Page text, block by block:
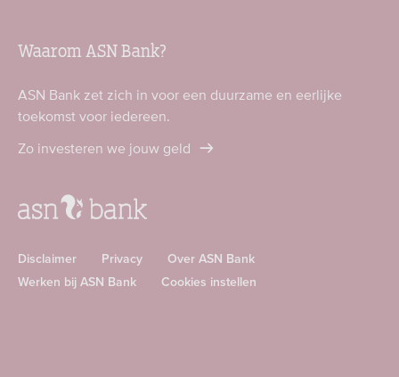
Waarom ASN Bank?
ASN Bank zet zich in voor een duurzame en eerlijke
toekomst voor iedereen.
Zo investeren we jouw geld
Disclaimer Privacy
Over ASN Bank
Werken bij ASN Bank
Cookies instellen